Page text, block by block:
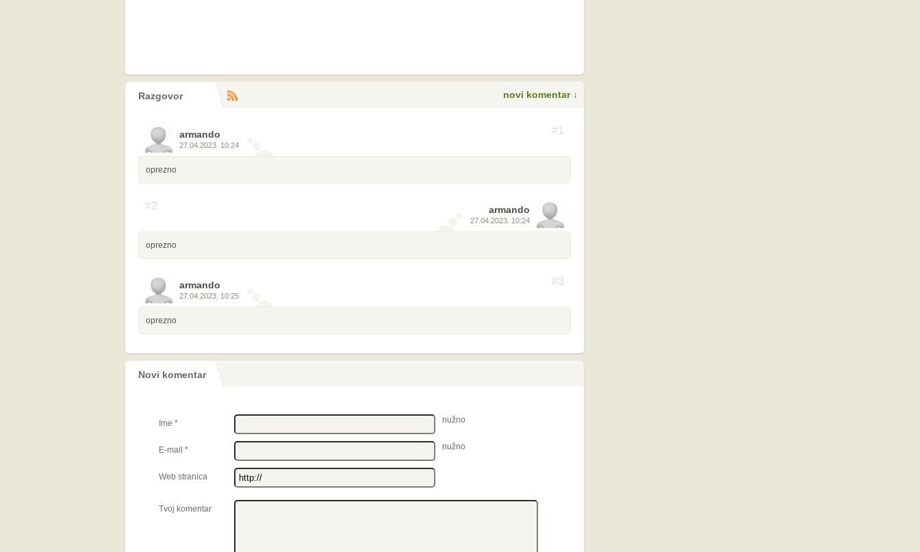
Razgovor
komentara
novi komentar ↓
armando
27.04.2023. 10:24
#1
oprezno
armando
27.04.2023. 10:24
#2
oprezno
armando
27.04.2023. 10:25
#3
oprezno
Novi komentar
Ime * nužno
E-mail * nužno
Web stranica
Tvoj komentar